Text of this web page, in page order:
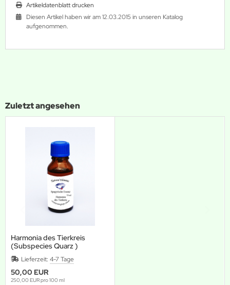
Artikeldatenblatt drucken
Diesen Artikel haben wir am 12.03.2015 in unseren Katalog
aufgenommen.
Zuletzt angesehen
Harmonia des Tierkreis
(Subspecies Quarz )
Lieferzeit: 4-7 Tage
50,00 EUR
250,00 EUR pro 100 ml